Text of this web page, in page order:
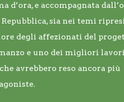
d’ora, e accompagnata
sia nei temi
degli affezionati del
e uno dei migliori
avrebbero reso ancora più